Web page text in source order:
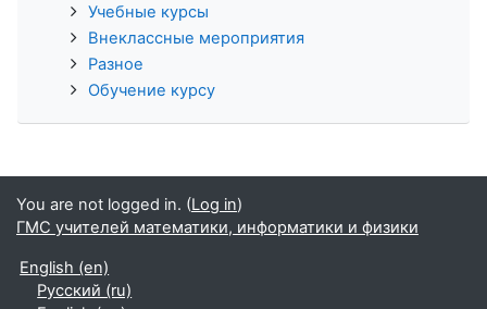
Учебные курсы
Внеклассные мероприятия
Разное
Обучение курсу
You are not logged in. (Log in)
ГМС учителей математики, информатики и физики
English ‎(en)‎
Русский ‎(ru)‎